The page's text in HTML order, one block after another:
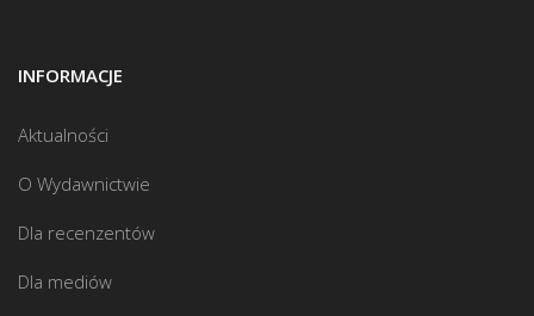
INFORMACJE
Aktualności
O Wydawnictwie
Dla recenzentów
Dla mediów